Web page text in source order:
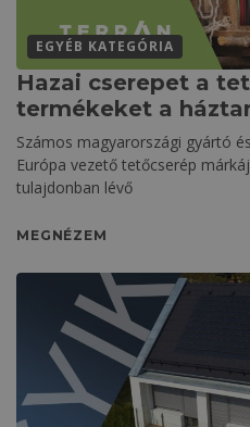
EGYÉB KATEGÓRIA
Hazai cserepet a
termékeket a
Számos magyarországi gyártó
Európa vezető tetőcserép
tulajdonban lévő
MEGNÉZEM